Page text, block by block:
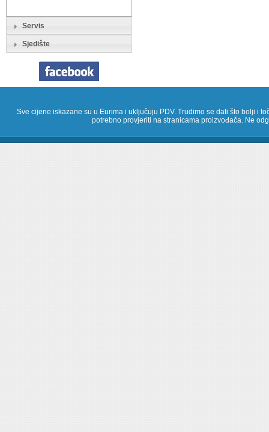
Servis
Sjedište
Sve cijene iskazane su u Eurima i uključuju PDV. Trudimo se dati što bolji i
potrebno provjeriti na stranicama proizvođača. Ne